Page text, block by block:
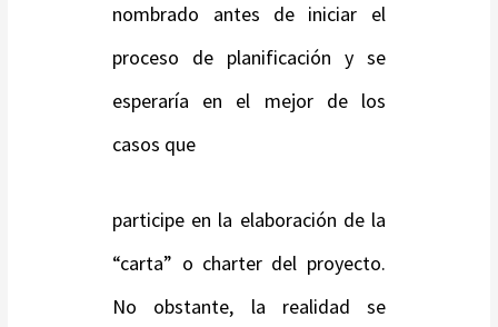
nombrado antes de iniciar el
proceso de planificación y se
esperaría en el mejor de los
casos que
participe en la elaboración de la
“carta” o charter del proyecto.
No obstante, la realidad se